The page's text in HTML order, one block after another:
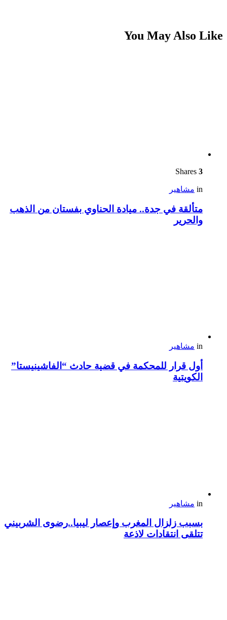
You May Also Like
3
in مشاهير
متألقة في جدة.. ميادة الحناوي بفستان من الذهب
والحرير
in مشاهير
أول قرار للمحكمة في قضية حادث “الفاشينيستا”
الكويتية
in مشاهير
بسبب زلزال المغرب وإعصار ليبيا..رضوى الشربيني
تتلقى انتقادات لاذعة